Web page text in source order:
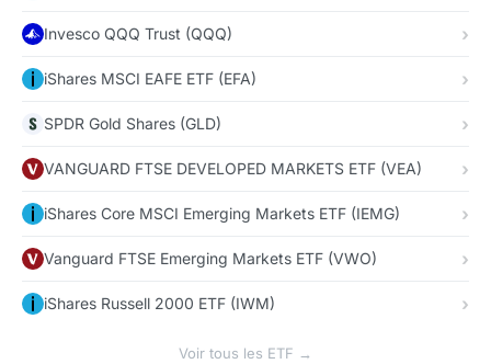
Invesco QQQ Trust (QQQ)
iShares MSCI EAFE ETF (EFA)
SPDR Gold Shares (GLD)
VANGUARD FTSE DEVELOPED MARKETS ETF (VEA)
iShares Core MSCI Emerging Markets ETF (IEMG)
Vanguard FTSE Emerging Markets ETF (VWO)
iShares Russell 2000 ETF (IWM)
Voir tous les ETF →